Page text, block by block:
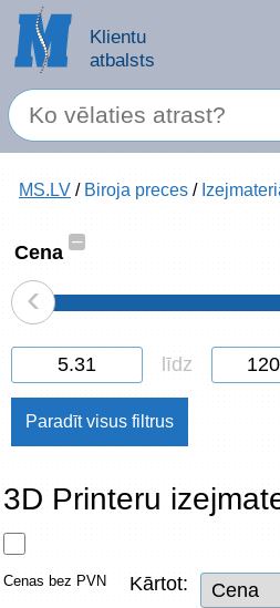
Klientu
atbalsts
Atcerēties
Spec. piedāvājums
Servisa pakalpojumi
Apple produkti
Datortehnika
Datoru piederumi
Tīkla produkti
MS.LV / Biroja preces /
Cena
–
‹
līdz
3D Printeru
Cenas bez PVN Kārtot: